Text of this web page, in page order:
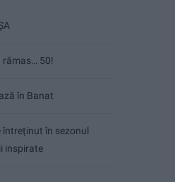
rămas… 50!
în Banat
în sezonul
inspirate